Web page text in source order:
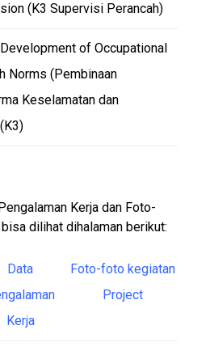
(K3 Supervisi Perancah)
of Occupational
Norms (Pembinaan
Keselamatan dan
Kerja dan Foto-
dilihat dihalaman berikut:
Data
Kerja
Foto-foto kegiatan
Project